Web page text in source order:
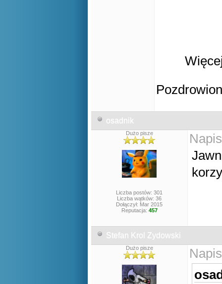
osadnik
Dużo pisze
Liczba postów: 301
Liczba wątków: 36
Dołączył: Mar 2015
Reputacja: 457
Stefan Krol Zydowski
Dużo pisze